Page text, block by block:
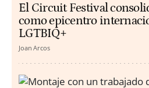
El Circuit Festival
como epicentro
LGTBIQ+
Joan Arcos